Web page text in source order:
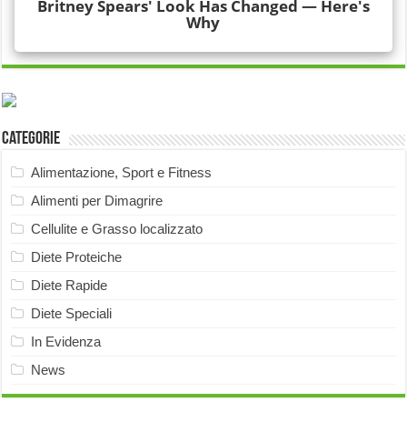
Categorie
Alimentazione, Sport e Fitness
Alimenti per Dimagrire
Cellulite e Grasso localizzato
Diete Proteiche
Diete Rapide
Diete Speciali
In Evidenza
News